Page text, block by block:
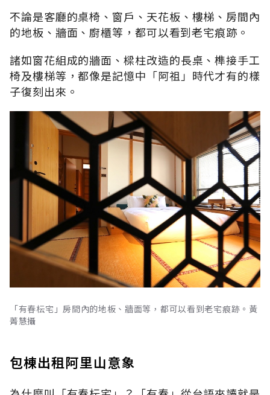
不論是客廳的桌椅、窗戶、天花板、樓梯、房間內
的地板、牆面、廚櫃等，都可以看到老宅痕跡。
諸如窗花組成的牆面、樑柱改造的長桌、榫接手工
椅及樓梯等，都像是記憶中「阿祖」時代才有的樣
子復刻出來。
「有春枟宅」房間內的地板、牆面等，都可以看到老宅痕跡。黃
菁慧攝
包棟出租阿里山意象